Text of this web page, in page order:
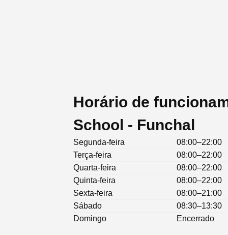
Horário de
School - Funchal
Segunda-feira
08:00–22:00
Terça-feira
08:00–22:00
Quarta-feira
08:00–22:00
Quinta-feira
08:00–22:00
Sexta-feira
08:00–21:00
Sábado
08:30–13:30
Domingo
Encerrado